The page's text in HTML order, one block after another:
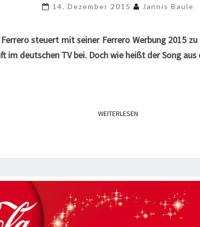
ZU
14. Dezember 2015 Jannis Baule
steuert mit seiner Ferrero Werbung 2015
im deutschen TV bei. Doch wie heißt der Song aus
WEITERLESENWEITERLESEN